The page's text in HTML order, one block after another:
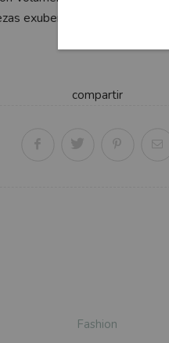
exuberantes y admirables,
compartir
Fashion